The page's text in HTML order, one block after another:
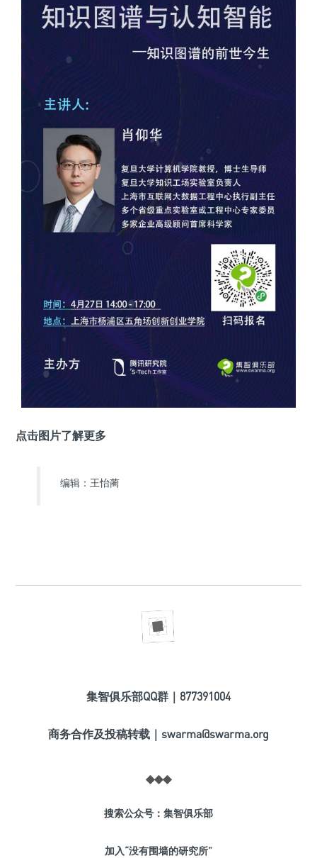
点击图片了解更多
编辑：王怡蔺
集智俱乐部QQ群｜877391004
商务合作及投稿转载｜swarma@swarma.org
◆◆◆
搜索公众号：集智俱乐部
加入“没有围墙的研究所”